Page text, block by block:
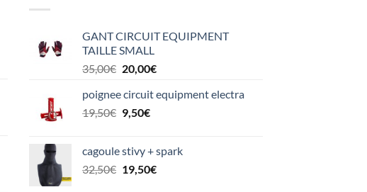
GANT CIRCUIT EQUIPMENT
TAILLE SMALL
35,00€ Le
initial
était :
20,00€Le
actuel
poignee circuit equipment electra
19,50€ Le
était :
19,50€.
9,50€Le
est :
9,50€.
cagoule stivy + spark
32,50€ Le
19,50€Le